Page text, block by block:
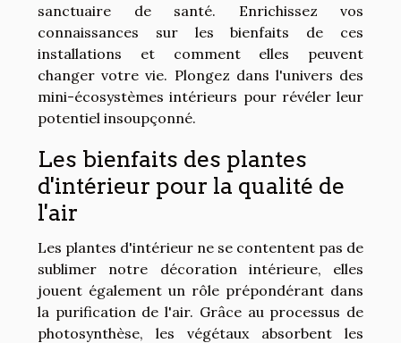
sanctuaire de santé. Enrichissez vos
connaissances sur les bienfaits de ces
installations et comment elles peuvent
changer votre vie. Plongez dans l'univers des
mini-écosystèmes intérieurs pour révéler leur
potentiel insoupçonné.
Les bienfaits des plantes
d'intérieur pour la qualité de
l'air
Les plantes d'intérieur ne se contentent pas de
sublimer notre décoration intérieure, elles
jouent également un rôle prépondérant dans
la purification de l'air. Grâce au processus de
photosynthèse, les végétaux absorbent les